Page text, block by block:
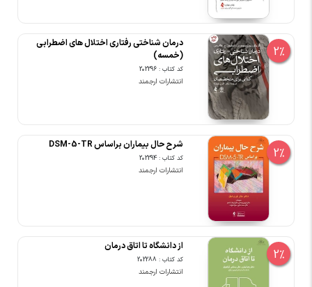
2%
درمان شناختی رفتاری اختلال های اضطرابی
(خمسه)
کد کتاب : 202296
انتشارات ارجمند
2%
شرح حال بیماران براساس DSM-5-TR
کد کتاب : 202294
انتشارات ارجمند
2%
از دانشگاه تا اتاق درمان
کد کتاب : 202288
انتشارات ارجمند